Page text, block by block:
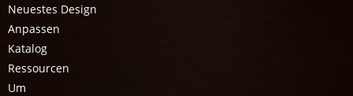
Neuestes Design
Anpassen
Katalog
Ressourcen
Um